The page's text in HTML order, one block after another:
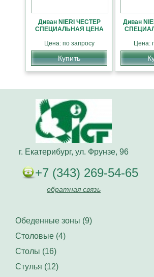
Диван NIERI ЧЕСТЕР
СПЕЦИАЛЬНАЯ ЦЕНА
Цена: по запросу
Купить
Диван
Цена:
г. Екатерибург, ул. Фрунзе, 96
+7 (343) 269-54-65
обратная связь
Обеденные зоны (9)
Столовые (4)
Столы (16)
Стулья (12)